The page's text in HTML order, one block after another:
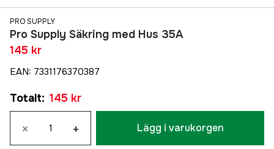
PRO SUPPLY
Pro Supply Säkring med Hus 35A
145 kr
EAN: 7331176370387
Totalt: 145 kr
× + Lägg i varukorgen